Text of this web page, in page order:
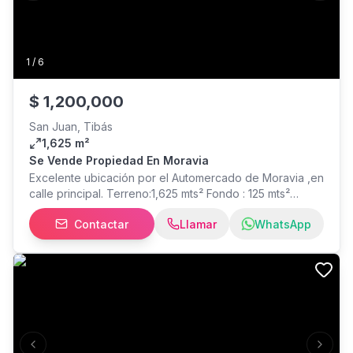
1 / 6
$ 1,200,000
San Juan, Tibás
1,625 m²
Se Vende Propiedad En Moravia
Excelente ubicación por el Automercado de Moravia ,en
calle principal. Terreno:1,625 mts² Fondo : 125 mts²
Frente: 155 mts² Valor del mt² :$738°° Uso de suelo
Mixto. La propiedad tiene tres apartamentos, con una
gran área verde. Cerca de Centros comerciales: Plaza
Lincoln y Los colegios. La UNIBE. Situada entre Tibas y
Contactar Llamar WhatsApp